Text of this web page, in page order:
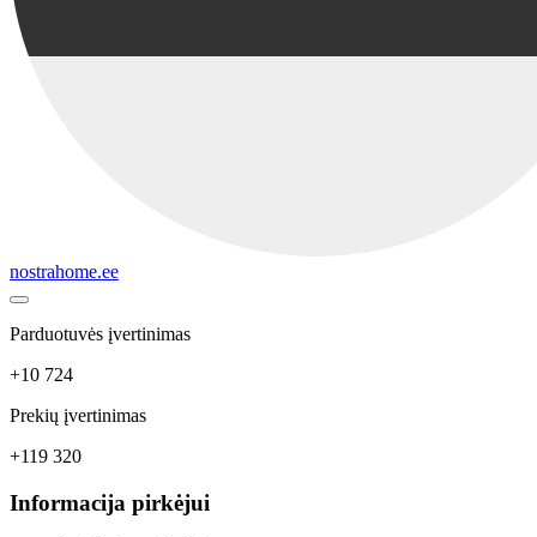
nostrahome.ee
Parduotuvės įvertinimas
+10 724
Prekių įvertinimas
+119 320
Informacija pirkėjui